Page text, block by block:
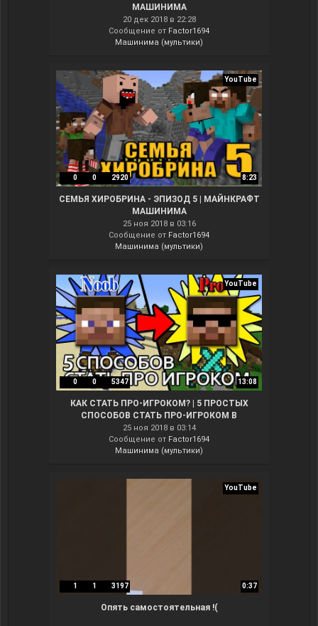
МАШИНИМА
20 дек 2018 в 22:28
Сообщение от Factor1694
Машинима (мультики)
YouTube
0 0 2920 8:23
СЕМЬЯ ХИРОБРИНА - ЭПИЗОД 5 | МАЙНКРАФТ
МАШИНИМА
25 ноя 2018 в 03:16
Сообщение от Factor1694
Машинима (мультики)
YouTube
0 0 5347 13:08
КАК СТАТЬ ПРО-ИГРОКОМ? | 5 ПРОСТЫХ
СПОСОБОВ СТАТЬ ПРО-ИГРОКОМ В
МАЙНКРАФТЕ - МАШИНИМА
25 ноя 2018 в 03:14
Сообщение от Factor1694
Машинима (мультики)
YouTube
1 1 3197 0:37
Опять самостоятельная !(